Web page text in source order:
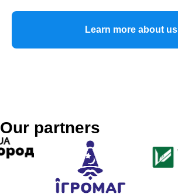
Learn more about us
Our partners